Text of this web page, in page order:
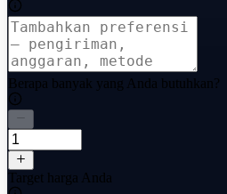
Berapa banyak yang Anda butuhkan?
Target harga Anda